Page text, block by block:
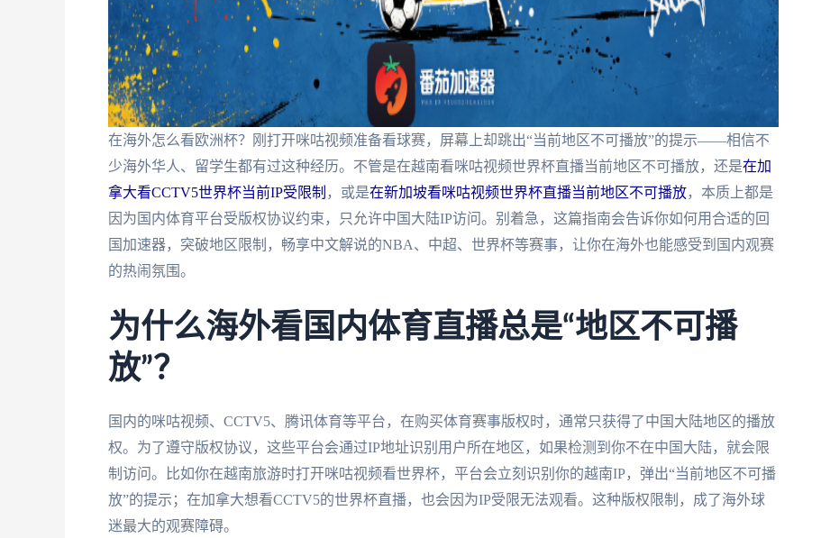
在海外怎么看欧洲杯？刚打开咪咕视频准备看球赛，屏幕上却跳出“当前地区不可播放”的提示——相信不
少海外华人、留学生都有过这种经历。不管是在越南看咪咕视频世界杯直播当前地区不可播放，还是在加
拿大看CCTV5世界杯当前IP受限制 ，或是在新加坡看咪咕视频世界杯直播当前地区不可播放，本质上都是
因为国内体育平台受版权协议约束，只允许中国大陆IP访问。别着急，这篇指南会告诉你如何用合适的回
国加速器，突破地区限制，畅享中文解说的NBA、中超、世界杯等赛事，让你在海外也能感受到国内观赛
的热闹氛围。
为什么海外看国内体育直播总是“地区不可播
放”？
国内的咪咕视频、CCTV5、腾讯体育等平台，在购买体育赛事版权时，通常只获得了中国大陆地区的播放
权。为了遵守版权协议，这些平台会通过IP地址识别用户所在地区，如果检测到你不在中国大陆，就会限
制访问。比如你在越南旅游时打开咪咕视频看世界杯，平台会立刻识别你的越南IP，弹出“当前地区不可播
放”的提示；在加拿大想看CCTV5的世界杯直播，也会因为IP受限无法观看。这种版权限制，成了海外球
迷最大的观赛障碍。